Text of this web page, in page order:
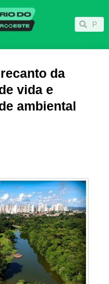
Pesquisar
da
vida e
ambiental